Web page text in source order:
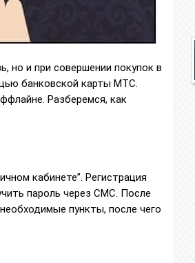
но и при совершении покупок в
банковской карты МТС.
Разберемся, как
кабинете”. Регистрация
пароль через СМС. После
пункты, после чего